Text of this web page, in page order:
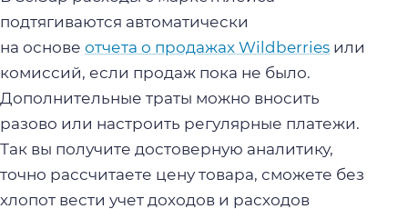
подтягиваются автоматически
на основе отчета о продажах Wildberries или
комиссий, если продаж пока не было.
Дополнительные траты можно вносить
разово или настроить регулярные платежи.
Так вы получите достоверную аналитику,
точно рассчитаете цену товара, сможете без
хлопот вести учет доходов и расходов